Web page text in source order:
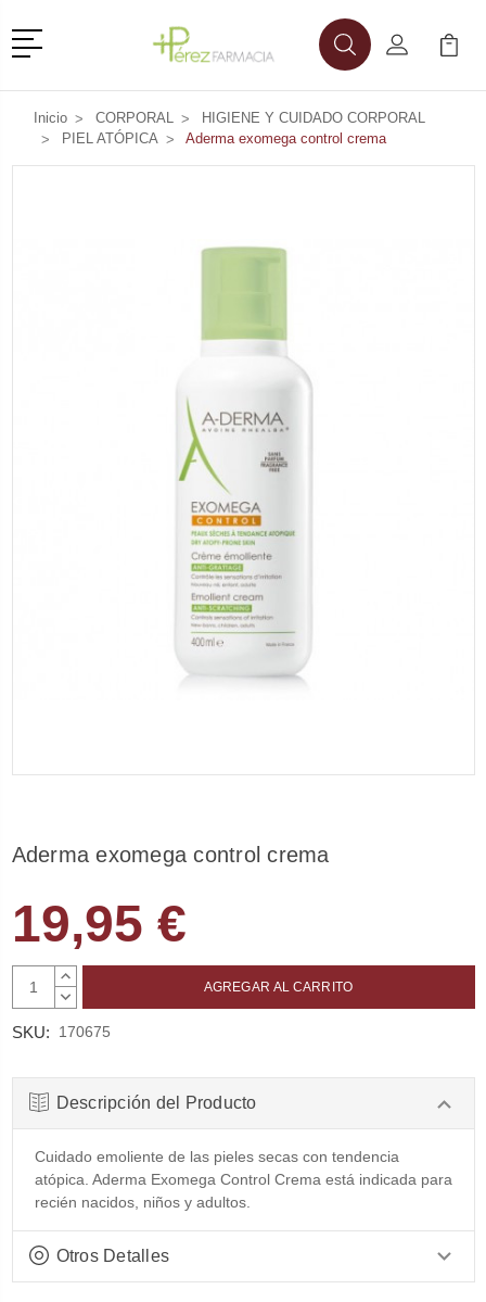
Menú
BuscarMi Cuenta
Mi
Inicio CORPORAL
HIGIENE Y CUIDADO CORPORAL
PIEL ATÓPICA
Aderma exomega control crema
Aderma exomega control crema
19,95 €
AUMENTAR
CANTIDAD:
DISMINUIR
SKU: 170675
Descripción del Producto
Cuidado emoliente de las pieles secas con tendencia
atópica. Aderma Exomega Control Crema está indicada para
recién nacidos, niños y adultos.
Otros Detalles